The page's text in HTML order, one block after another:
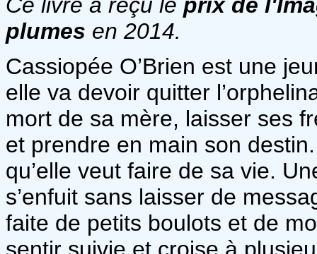
plumes en 2014.
Cassiopée O’Brien est une
elle va devoir quitter
mort de sa mère, laisser ses
et prendre en main son
qu’elle veut faire de sa vie.
s’enfuit sans laisser de
faite de petits boulots et de